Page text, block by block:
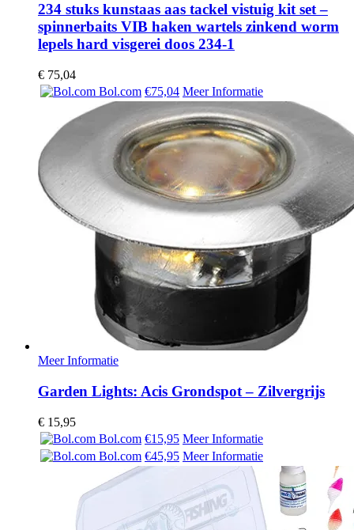
234 stuks kunstaas aas tackel vistuig kit set –
spinnerbaits VIB haken wartels zinkend worm
lepels hard visgerei doos 234-1
€ 75,04
Bol.com €75,04 Meer Informatie
Meer Informatie
Garden Lights: Acis Grondspot – Zilvergrijs
€ 15,95
Bol.com €15,95 Meer Informatie
Bol.com €45,95 Meer Informatie